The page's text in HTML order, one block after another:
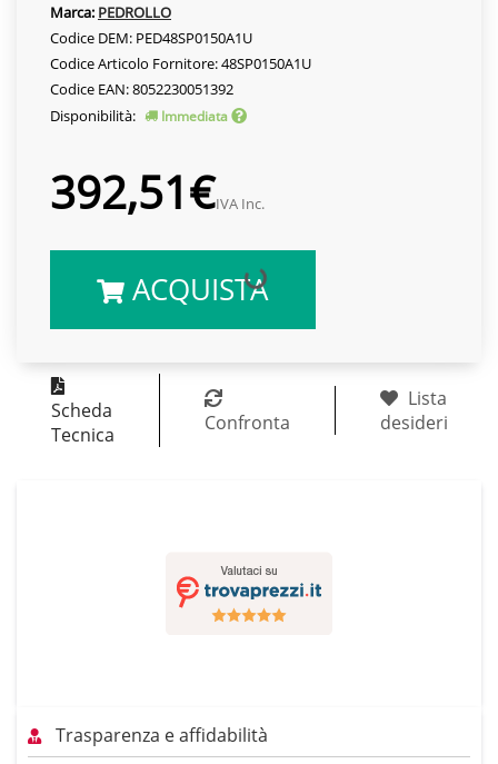
Marca: PEDROLLO
Codice DEM: PED48SP0150A1U
Codice Articolo Fornitore: 48SP0150A1U
Codice EAN: 8052230051392
Disponibilità:
Immediata
392,51€IVA Inc.
ACQUISTA
Scheda
Tecnica
Confronta
Lista
desideri
Trasparenza e affidabilità